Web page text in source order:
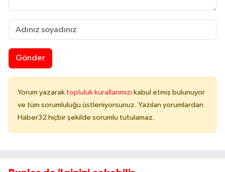
Gönder
Yorum yazarak topluluk kurallarımızı kabul etmiş bulunuyor
ve tüm sorumluluğu üstleniyorsunuz. Yazılan yorumlardan
Haber32 hiçbir şekilde sorumlu tutulamaz.